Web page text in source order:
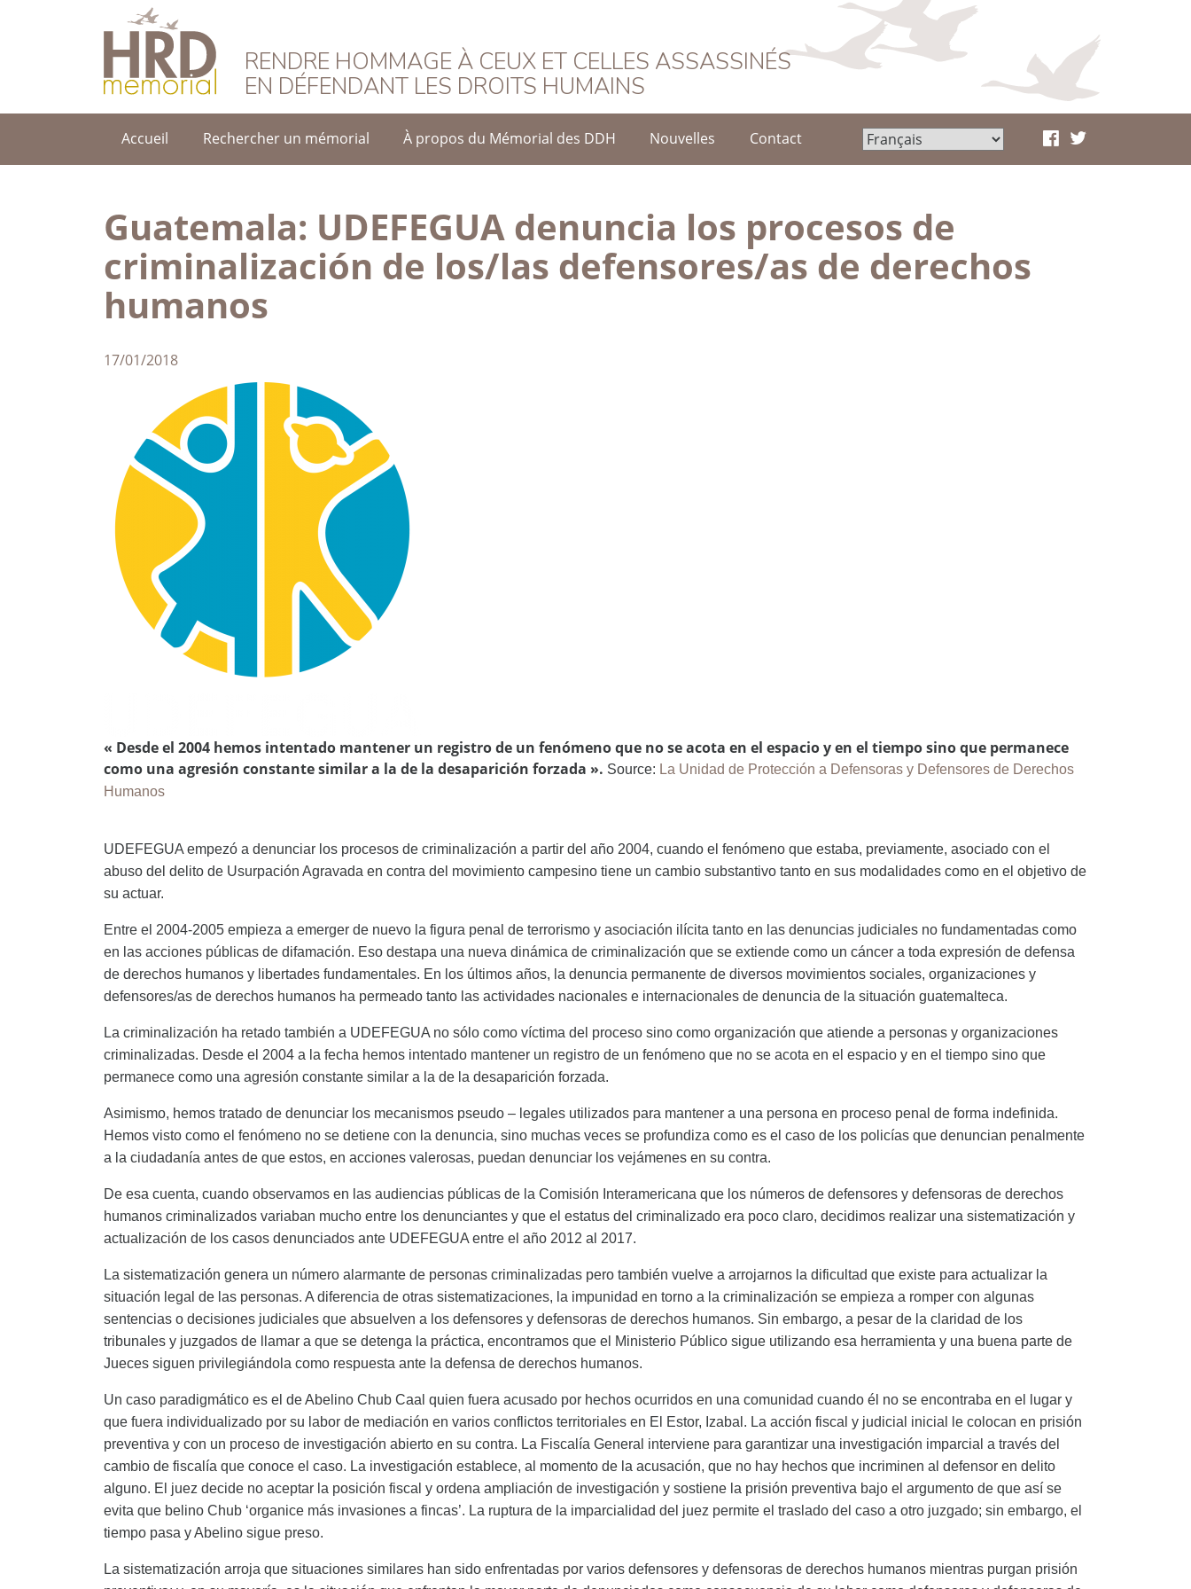
HRD Memorial – Français
RENDRE HOMMAGE À CEUX ET CELLES ASSASSINÉS
EN DÉFENDANT LES DROITS HUMAINS
Accueil Rechercher un mémorial À propos du Mémorial des DDH Nouvelles Contact
Guatemala: UDEFEGUA denuncia los procesos de
criminalización de los/las defensores/as de derechos
humanos
17/01/2018
« Desde el 2004 hemos intentado mantener un registro de un fenómeno que no se acota en el espacio y en el tiempo sino que permanece
como una agresión constante similar a la de la desaparición forzada ». Source: La Unidad de Protección a Defensoras y Defensores de Derechos
Humanos
UDEFEGUA empezó a denunciar los procesos de criminalización a partir del año 2004, cuando el fenómeno que estaba, previamente, asociado con el
abuso del delito de Usurpación Agravada en contra del movimiento campesino tiene un cambio substantivo tanto en sus modalidades como en el objetivo de
su actuar.
Entre el 2004-2005 empieza a emerger de nuevo la figura penal de terrorismo y asociación ilícita tanto en las denuncias judiciales no fundamentadas como
en las acciones públicas de difamación. Eso destapa una nueva dinámica de criminalización que se extiende como un cáncer a toda expresión de defensa
de derechos humanos y libertades fundamentales. En los últimos años, la denuncia permanente de diversos movimientos sociales, organizaciones y
defensores/as de derechos humanos ha permeado tanto las actividades nacionales e internacionales de denuncia de la situación guatemalteca.
La criminalización ha retado también a UDEFEGUA no sólo como víctima del proceso sino como organización que atiende a personas y organizaciones
criminalizadas. Desde el 2004 a la fecha hemos intentado mantener un registro de un fenómeno que no se acota en el espacio y en el tiempo sino que
permanece como una agresión constante similar a la de la desaparición forzada.
Asimismo, hemos tratado de denunciar los mecanismos pseudo – legales utilizados para mantener a una persona en proceso penal de forma indefinida.
Hemos visto como el fenómeno no se detiene con la denuncia, sino muchas veces se profundiza como es el caso de los policías que denuncian penalmente
a la ciudadanía antes de que estos, en acciones valerosas, puedan denunciar los vejámenes en su contra.
De esa cuenta, cuando observamos en las audiencias públicas de la Comisión Interamericana que los números de defensores y defensoras de derechos
humanos criminalizados variaban mucho entre los denunciantes y que el estatus del criminalizado era poco claro, decidimos realizar una sistematización y
actualización de los casos denunciados ante UDEFEGUA entre el año 2012 al 2017.
La sistematización genera un número alarmante de personas criminalizadas pero también vuelve a arrojarnos la dificultad que existe para actualizar la
situación legal de las personas. A diferencia de otras sistematizaciones, la impunidad en torno a la criminalización se empieza a romper con algunas
sentencias o decisiones judiciales que absuelven a los defensores y defensoras de derechos humanos. Sin embargo, a pesar de la claridad de los
tribunales y juzgados de llamar a que se detenga la práctica, encontramos que el Ministerio Público sigue utilizando esa herramienta y una buena parte de
Jueces siguen privilegiándola como respuesta ante la defensa de derechos humanos.
Un caso paradigmático es el de Abelino Chub Caal quien fuera acusado por hechos ocurridos en una comunidad cuando él no se encontraba en el lugar y
que fuera individualizado por su labor de mediación en varios conflictos territoriales en El Estor, Izabal. La acción fiscal y judicial inicial le colocan en prisión
preventiva y con un proceso de investigación abierto en su contra. La Fiscalía General interviene para garantizar una investigación imparcial a través del
cambio de fiscalía que conoce el caso. La investigación establece, al momento de la acusación, que no hay hechos que incriminen al defensor en delito
alguno. El juez decide no aceptar la posición fiscal y ordena ampliación de investigación y sostiene la prisión preventiva bajo el argumento de que así se
evita que belino Chub ‘organice más invasiones a fincas’. La ruptura de la imparcialidad del juez permite el traslado del caso a otro juzgado; sin embargo, el
tiempo pasa y Abelino sigue preso.
La sistematización arroja que situaciones similares han sido enfrentadas por varios defensores y defensoras de derechos humanos mientras purgan prisión